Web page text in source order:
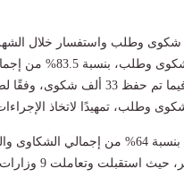
وتعاملت مع 206 آلاف شكوى وطلب
المراجعة والفحص، تم
جهات الاختصاص لمعالجتها والرد عليها،
وطلب، تمهيدًا لاتخاذ الإجراءات
وأضاف "الرفاعي" أن الوزارات اختصت بنسبة 64%
وتعاملت 9 وزارات، هي: الداخلية،